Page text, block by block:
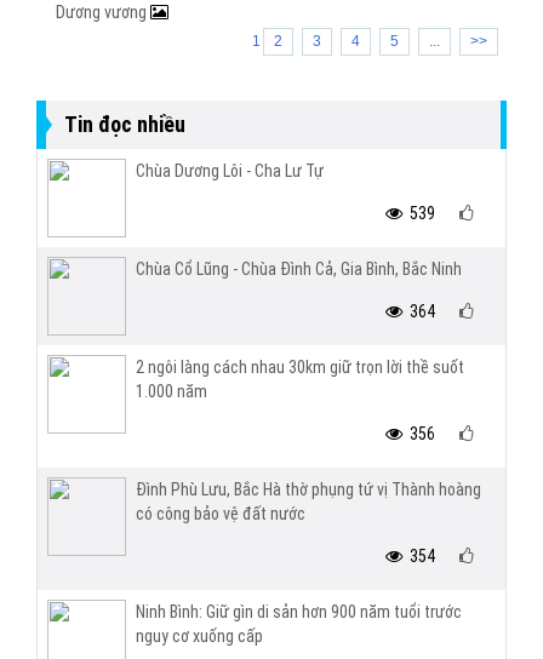
Dương vương
1 2 3 4 5 ... >>
Tin đọc nhiều
Chùa Dương Lôi - Cha Lư Tự
539
Chùa Cổ Lũng - Chùa Đình Cả, Gia Bình, Bắc Ninh
364
2 ngôi làng cách nhau 30km giữ trọn lời thề suốt
1.000 năm
356
Đình Phù Lưu, Bắc Hà thờ phụng tứ vị Thành hoàng
có công bảo vệ đất nước
354
Ninh Bình: Giữ gìn di sản hơn 900 năm tuổi trước
nguy cơ xuống cấp